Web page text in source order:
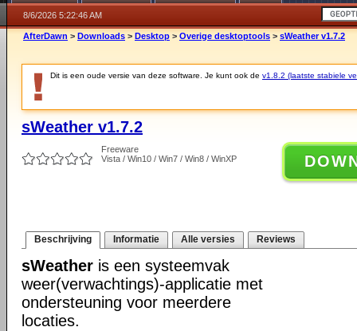
8/6/2026 5:22:46 AM
AfterDawn > Downloads > Desktop > Overige desktoptools > sWeather v1.7.2
Dit is een oude versie van deze software. Je kunt ook de v1.8.2 (laatste stabiele
sWeather v1.7.2
Freeware
Vista / Win10 / Win7 / Win8 / WinXP
Beschrijving Informatie Alle versies Reviews
sWeather is een systeemvak
weer(verwachtings)-applicatie met
ondersteuning voor meerdere
locaties.